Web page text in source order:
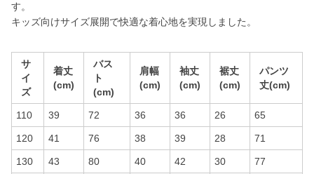
す。
キッズ向けサイズ展開で快適な着心地を実現しました。
サ
イ
ズ
着丈
(cm)
バス
ト
(cm)
肩幅
(cm)
袖丈
(cm)
裾丈
(cm)
パンツ
丈(cm)
110 39 72 36 36 26 65
120 41 76 38 39 28 71
130 43 80 40 42 30 77